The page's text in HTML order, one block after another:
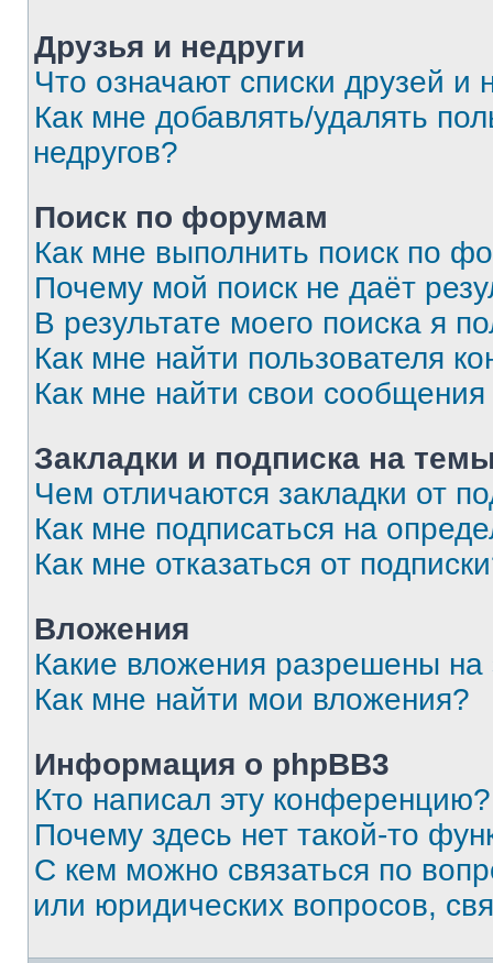
Друзья и недруги
Что означают списки друзей и
Как мне добавлять/удалять
недругов?
Поиск по форумам
Как мне выполнить поиск по
Почему мой поиск не даёт
В результате моего поиска я
Как мне найти пользователя
Как мне найти свои
Закладки и подписка на
Чем отличаются закладки от
Как мне подписаться на
Как мне отказаться от
Вложения
Какие вложения разрешены
Как мне найти мои вложения?
Информация о phpBB3
Кто написал эту конференцию?
Почему здесь нет такой-то
С кем можно связаться по
или юридических вопросов,